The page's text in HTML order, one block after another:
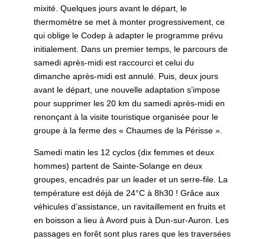
mixité. Quelques jours avant le départ, le
thermomètre se met à monter progressivement, ce
qui oblige le Codep à adapter le programme prévu
initialement. Dans un premier temps, le parcours de
samedi après-midi est raccourci et celui du
dimanche après-midi est annulé. Puis, deux jours
avant le départ, une nouvelle adaptation s’impose
pour supprimer les 20 km du samedi après-midi en
renonçant à la visite touristique organisée pour le
groupe à la ferme des « Chaumes de la Périsse ».
Samedi matin les 12 cyclos (dix femmes et deux
hommes) partent de Sainte-Solange en deux
groupes, encadrés par un leader et un serre-file. La
température est déjà de 24°C à 8h30 ! Grâce aux
véhicules d’assistance, un ravitaillement en fruits et
en boisson a lieu à Avord puis à Dun-sur-Auron. Les
passages en forêt sont plus rares que les traversées